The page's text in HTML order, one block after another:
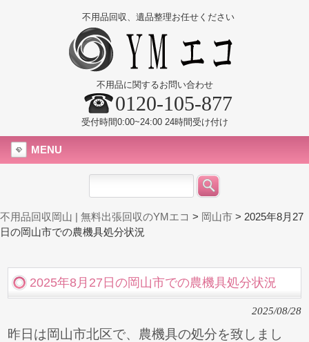
不用品回収、遺品整理お任せください
不用品に関するお問い合わせ
0120-105-877
受付時間0:00~24:00 24時間受け付け
MENU
不用品回収岡山 | 無料出張回収のYMエコ > 岡山市 > 2025年8月27
日の岡山市での農機具処分状況
2025年8月27日の岡山市での農機具処分状況
2025/08/28
昨日は岡山市北区で、農機具の処分を致しまし